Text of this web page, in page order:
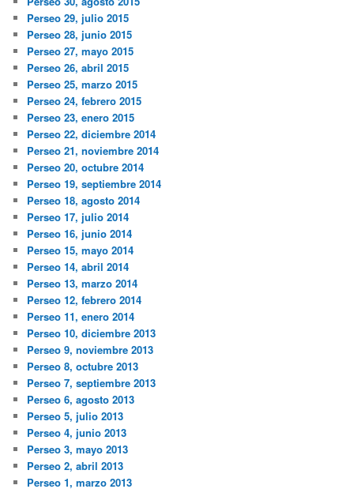
Perseo 29, julio 2015
Perseo 28, junio 2015
Perseo 27, mayo 2015
Perseo 26, abril 2015
Perseo 25, marzo 2015
Perseo 24, febrero 2015
Perseo 23, enero 2015
Perseo 22, diciembre 2014
Perseo 21, noviembre 2014
Perseo 20, octubre 2014
Perseo 19, septiembre 2014
Perseo 18, agosto 2014
Perseo 17, julio 2014
Perseo 16, junio 2014
Perseo 15, mayo 2014
Perseo 14, abril 2014
Perseo 13, marzo 2014
Perseo 12, febrero 2014
Perseo 11, enero 2014
Perseo 10, diciembre 2013
Perseo 9, noviembre 2013
Perseo 8, octubre 2013
Perseo 7, septiembre 2013
Perseo 6, agosto 2013
Perseo 5, julio 2013
Perseo 4, junio 2013
Perseo 3, mayo 2013
Perseo 2, abril 2013
Perseo 1, marzo 2013